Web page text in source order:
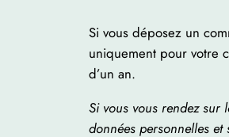
Si vous déposez un
uniquement pour votre
d’un an.
Si vous vous rendez
données personnelles